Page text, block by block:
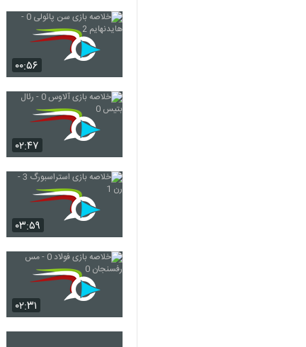
۰۰:۵۶
۰۲:۴۷
۰۳:۵۹
۰۲:۳۱